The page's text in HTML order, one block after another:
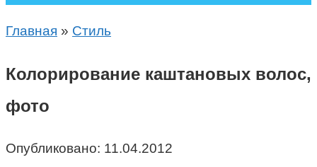
Главная » Стиль
Колорирование каштановых волос,
фото
Опубликовано: 11.04.2012